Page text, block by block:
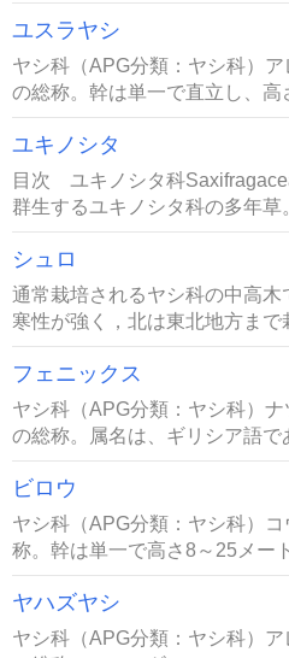
ユスラヤシ
ヤシ科（APG分類：ヤシ科）
の総称。幹は単一で直立し、高
ユキノシタ
目次 ユキノシタ科
群生するユキノシタ科の多年草
シュロ
通常栽培されるヤシ科の中高
寒性が強く，北は東北地方まで
フェニックス
ヤシ科（APG分類：ヤシ科）
の総称。属名は、ギリシア語で
ビロウ
ヤシ科（APG分類：ヤシ科）
称。幹は単一で高さ8～25メー
ヤハズヤシ
ヤシ科（APG分類：ヤシ科）